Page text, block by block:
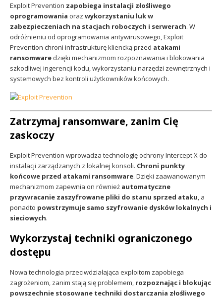
Exploit Prevention zapobiega instalacji złośliwego
oprogramowania oraz wykorzystaniu luk w
zabezpieczeniach na stacjach roboczych i serwerach. W
odróżnieniu od oprogramowania antywirusowego, Exploit
Prevention chroni infrastrukturę kliencką przed atakami
ransomware dzięki mechanizmom rozpoznawania i blokowania
szkodliwej ingerencji kodu, wykorzystaniu narzędzi zewnętrznych i
systemowych bez kontroli użytkowników końcowych.
Zatrzymaj ransomware, zanim Cię
zaskoczy
Exploit Prevention wprowadza technologię ochrony Intercept X do
instalacji zarządzanych z lokalnej konsoli. Chroni punkty
końcowe przed atakami ransomware. Dzięki zaawanowanym
mechanizmom zapewnia on również automatyczne
przywracanie zaszyfrowane pliki do stanu sprzed ataku, a
ponadto powstrzymuje samo szyfrowanie dysków lokalnych i
sieciowych.
Wykorzystaj techniki ograniczonego
dostępu
Nowa technologia przeciwdziałająca exploitom zapobiega
zagrożeniom, zanim stają się problemem, rozpoznając i blokując
powszechnie stosowane techniki dostarczania złośliwego